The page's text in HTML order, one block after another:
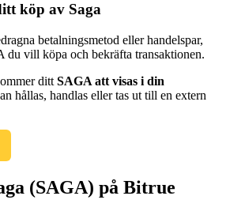
köp av Saga
betalningsmetod eller handelspar,
du vill köpa och bekräfta transaktionen.
ditt SAGA att visas i din
hållas, handlas eller tas ut till en extern
(SAGA) på Bitrue